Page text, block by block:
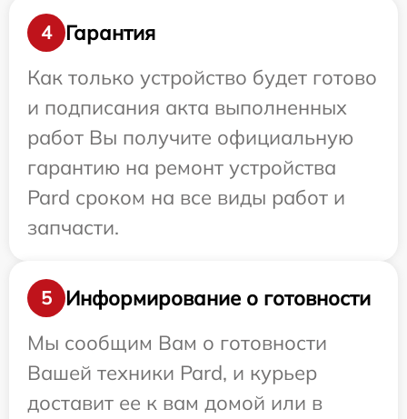
4
Гарантия
Как только устройство будет готово
и подписания акта выполненных
работ Вы получите официальную
гарантию на ремонт устройства
Pard сроком на все виды работ и
запчасти.
5
Информирование о готовности
Мы сообщим Вам о готовности
Вашей техники Pard, и курьер
доставит ее к вам домой или в